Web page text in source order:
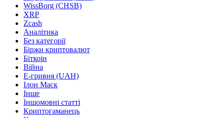
WissBorg (CHSB)
XRP
Zcash
Аналітика
Без категорії
Біржи криптовалют
Біткоін
Війна
Е-гривня (UAH)
Ілон Маск
Інше
Іншомовні статті
Криптогаманець